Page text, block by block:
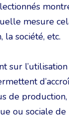
mesure
société, etc.
sur
de
ou sociale de